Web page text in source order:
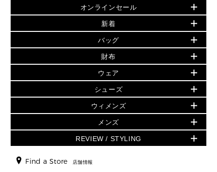
セールおすすめアイテム
▶ ウィメンズ
バッグ
小物
シューズ・靴
ウェア
アクセサリー
時計
▶ メンズ
バッグ
オンラインセール
PRODUCT OF THE MONTH - 今月の特別価格
再値下げアイテム
追加アイテム
▶ ウィメンズすべて(ウェア・シューズ除く)
バッグ
財布・小物
ウェア
シューズ
時計・ジュエリー
アクセサリー
新着
夏のスタイル
▶ すべて
▶ ウィメンズすべて
財布・小物
アクセサリー
フレグランス
シューズ
▶ メンズすべて
バッグ
人気の定番アイテム
日本限定 - バッグ
▶ ウィメンズすべて
トートバッグ
ショルダーバッグ
クロスボディ・斜め掛け
トラベル
財布
日本限定 - 財布・小物
▶ ウィメンズすべて
GREENWICH
折り財布(二つ折り・三つ折り)
長財布
ウェア
▶ ウィメンズすべて
トップス
スカート・パンツ
ジャケット・アウター
▶ メンズすべて
シューズ
▶ ウィメンズすべて
サンダル
スニーカー
▶ メンズすべて
ウィメンズ
人気の定番アイテム
▶ ウィメンズすべて
メンズ
▶ メンズすべて
REVIEW / STYLING
Find a Store 店舗情報